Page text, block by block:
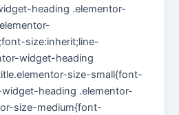
heading .elementor-
size:inherit;line-
widget-heading
size-small{font-
heading .elementor-
size-medium{font-